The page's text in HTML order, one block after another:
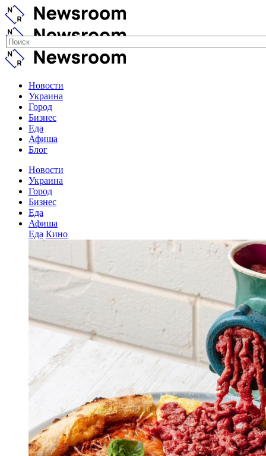
Новости
Украина
Город
Бизнес
Еда
Афиша
Блог
Новости
Украина
Город
Бизнес
Еда
Афиша
Еда Кино